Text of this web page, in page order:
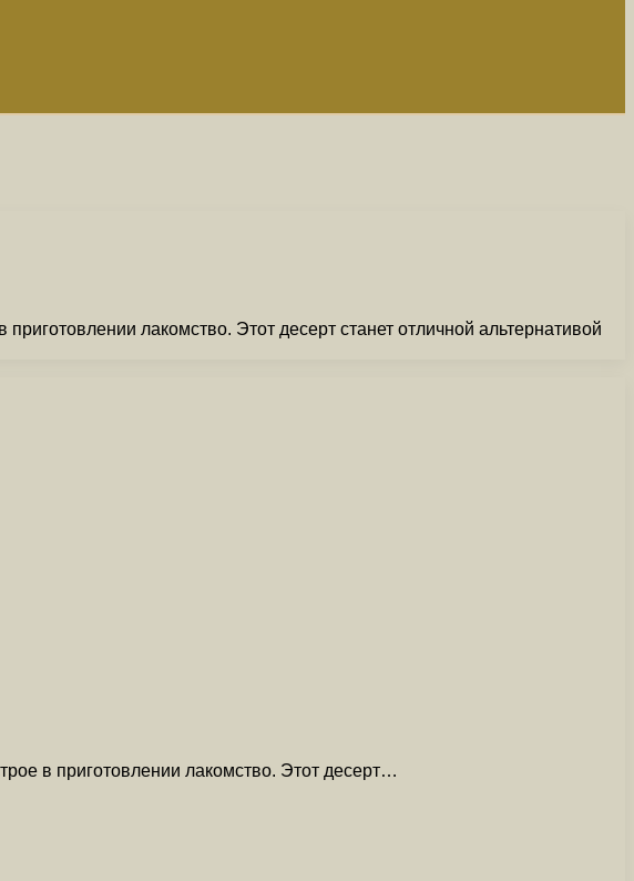
лакомство. Этот десерт станет отличной альтернативой
в приготовлении лакомство. Этот десерт…